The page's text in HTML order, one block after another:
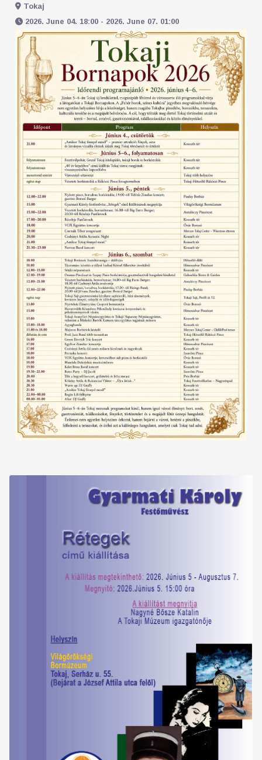
Tokaj
2026. June 04. 18:00 - 2026. June 07. 01:00